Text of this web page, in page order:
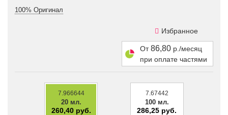
100% Оригинал
Избранное
От86,80 р./месяц
при оплате частями
7.966644
20 мл.
260,40 руб.
7.67442
100 мл.
286,25 руб.